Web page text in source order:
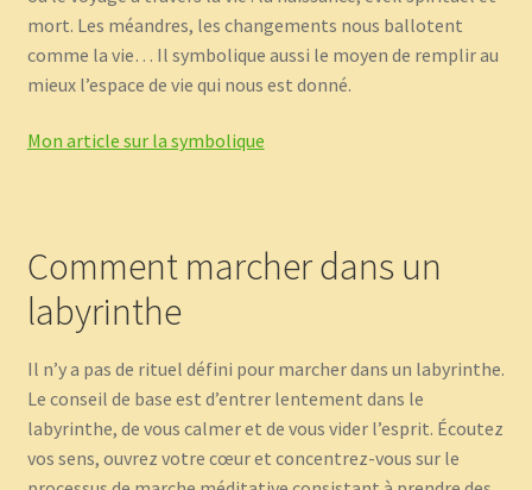
mort. Les méandres, les changements nous ballotent
comme la vie… Il symbolique aussi le moyen de remplir au
mieux l’espace de vie qui nous est donné.
Mon article sur la symbolique
Comment marcher dans un
labyrinthe
Il n’y a pas de rituel défini pour marcher dans un labyrinthe.
Le conseil de base est d’entrer lentement dans le
labyrinthe, de vous calmer et de vous vider l’esprit. Écoutez
vos sens, ouvrez votre cœur et concentrez-vous sur le